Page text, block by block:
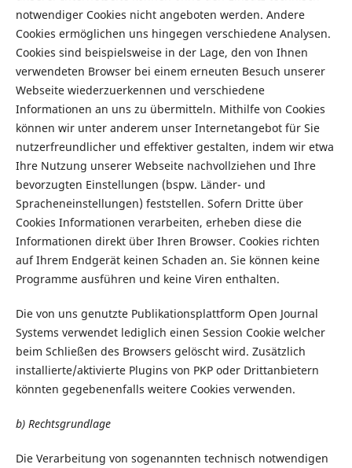
notwendiger Cookies nicht angeboten werden. Andere
Cookies ermöglichen uns hingegen verschiedene Analysen.
Cookies sind beispielsweise in der Lage, den von Ihnen
verwendeten Browser bei einem erneuten Besuch unserer
Webseite wiederzuerkennen und verschiedene
Informationen an uns zu übermitteln. Mithilfe von Cookies
können wir unter anderem unser Internetangebot für Sie
nutzerfreundlicher und effektiver gestalten, indem wir etwa
Ihre Nutzung unserer Webseite nachvollziehen und Ihre
bevorzugten Einstellungen (bspw. Länder- und
Spracheneinstellungen) feststellen. Sofern Dritte über
Cookies Informationen verarbeiten, erheben diese die
Informationen direkt über Ihren Browser. Cookies richten
auf Ihrem Endgerät keinen Schaden an. Sie können keine
Programme ausführen und keine Viren enthalten.
Die von uns genutzte Publikationsplattform Open Journal
Systems verwendet lediglich einen Session Cookie welcher
beim Schließen des Browsers gelöscht wird. Zusätzlich
installierte/aktivierte Plugins von PKP oder Drittanbietern
könnten gegebenenfalls weitere Cookies verwenden.
b) Rechtsgrundlage
Die Verarbeitung von sogenannten technisch notwendigen